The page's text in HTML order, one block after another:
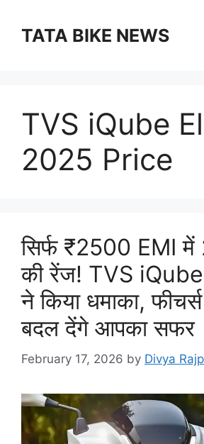
contentTATA BIKE NEWS
TVS iQube
2025 Price
सिर्फ ₹2500 EMI
की रेंज! TVS
ने किया धमाका,
बदल देंगे आपका सफर
February 17, 2026 by Divya